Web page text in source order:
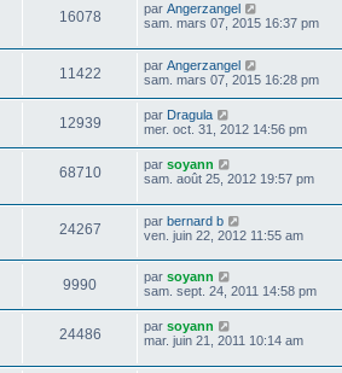
16078 par Angerzangel
sam. mars 07, 2015 16:37 pm
11422 par Angerzangel
sam. mars 07, 2015 16:28 pm
12939 par Dragula
mer. oct. 31, 2012 14:56 pm
68710 par soyann
sam. août 25, 2012 19:57 pm
24267 par bernard b
ven. juin 22, 2012 11:55 am
9990 par soyann
sam. sept. 24, 2011 14:58 pm
24486 par soyann
mar. juin 21, 2011 10:14 am